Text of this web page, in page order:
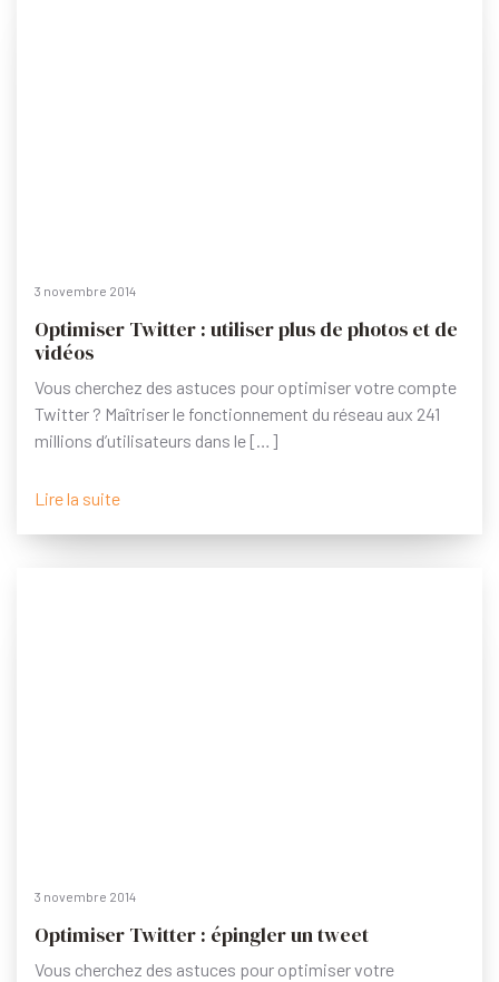
3 novembre 2014
Optimiser Twitter : utiliser plus de photos et de
vidéos
Vous cherchez des astuces pour optimiser votre compte
Twitter ? Maîtriser le fonctionnement du réseau aux 241
millions d’utilisateurs dans le […]
Lire la suite
3 novembre 2014
Optimiser Twitter : épingler un tweet
Vous cherchez des astuces pour optimiser votre